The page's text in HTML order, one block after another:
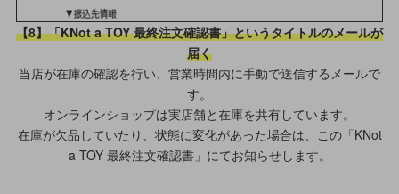
【8】「KNot a TOY 最終注文確認書」というタイトルのメールが
届く
当店が在庫の確認を行い、営業時間内に手動で送信するメールで
す。
オンラインショップは実店舗と在庫を共有しています。
在庫が欠品していたり、状態に変化があった場合は、この「KNot
a TOY 最終注文確認書」にてお知らせします。